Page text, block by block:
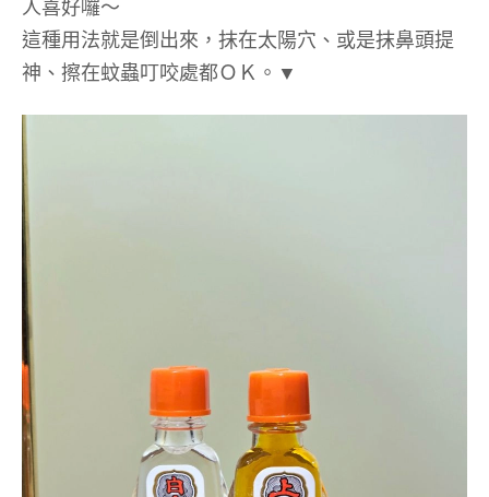
人喜好囉～
這種用法就是倒出來，抹在太陽穴、或是抹鼻頭提
神、擦在蚊蟲叮咬處都ＯＫ。▼